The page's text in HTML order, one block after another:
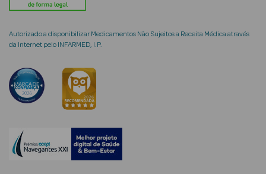
Cosmética
Rosto
Hidratantes
Séruns Faciais
Anti-
Autorizado a disponibilizar Medicamentos Não Sujeitos a Receita Médica através
da Internet pelo INFARMED, I.P.